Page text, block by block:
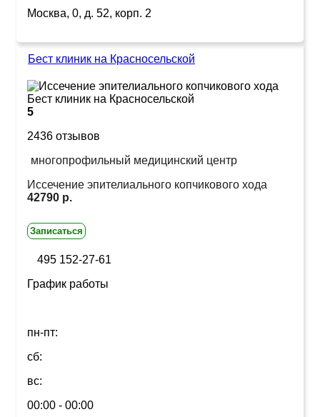
Москва, 0, д. 52, корп. 2
Бест клиник на Красносельской
5
2436 отзывов
многопрофильный медицинский центр
Иссечение эпителиального копчикового хода
42790 р.
Записаться
495 152-27-61
График работы
пн-пт:
сб:
вс:
00:00 - 00:00